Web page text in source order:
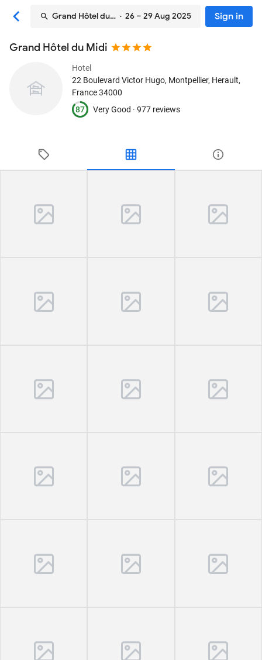
Grand Hôtel du Midi· 26 – 29 Aug 2025 Sign in
Grand Hôtel du Midi
Hotel
22 Boulevard Victor Hugo, Montpellier, Herault,
France34000
87
Very Good · 977 reviews